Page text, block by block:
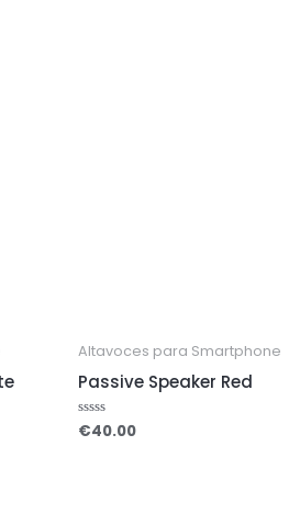
Altavoces para Smartphone
Passive Speaker Red
Rated
0
€40.00